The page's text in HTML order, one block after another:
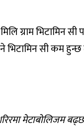
ग्राम भिटामिन
सी कम
मेटाबोलिजम